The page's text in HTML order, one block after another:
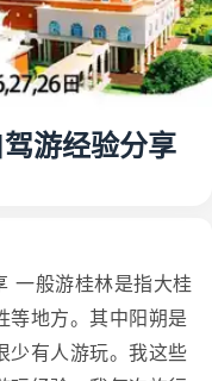
游经验分享
一般游桂林是指大桂
等地方。其中阳朔是
少有人游玩。我这些